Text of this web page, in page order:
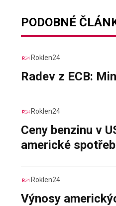
PODOBNÉ
Roklen24
Radev z ECB:
Roklen24
Ceny benzinu v
americké
Roklen24
Výnosy